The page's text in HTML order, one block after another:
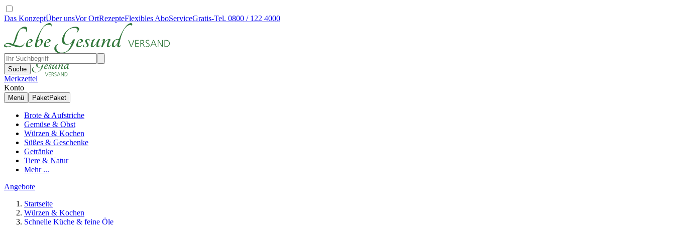
Das KonzeptÜber unsVor OrtRezepteFlexibles AboServiceGratis-Tel. 0800 / 122 4000
Suche
Merkzettel
Konto
Menü PaketPaket
Brote & Aufstriche
Gemüse & Obst
Würzen & Kochen
Süßes & Geschenke
Getränke
Tiere & Natur
Mehr ...
Angebote
Startseite
Würzen & Kochen
Schnelle Küche & feine Öle